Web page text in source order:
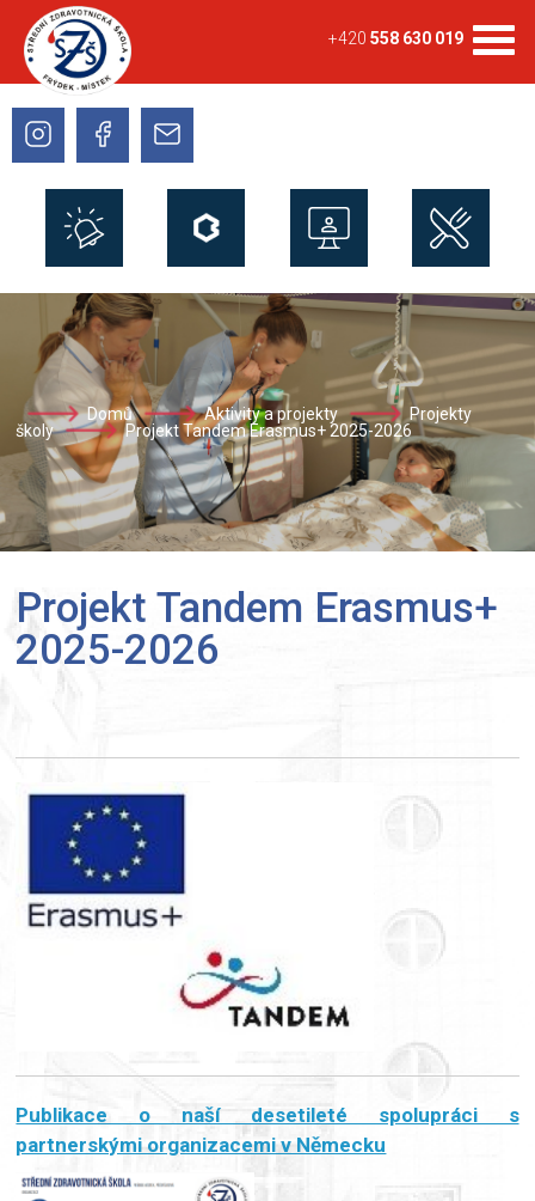
+420 558 630 019
Domů Aktivity a projekty
Projekty
školy
Projekt Tandem Erasmus+ 2025-2026
Projekt Tandem Erasmus+
2025-2026
Publikace o naší desetileté spolupráci s
partnerskými organizacemi v Německu